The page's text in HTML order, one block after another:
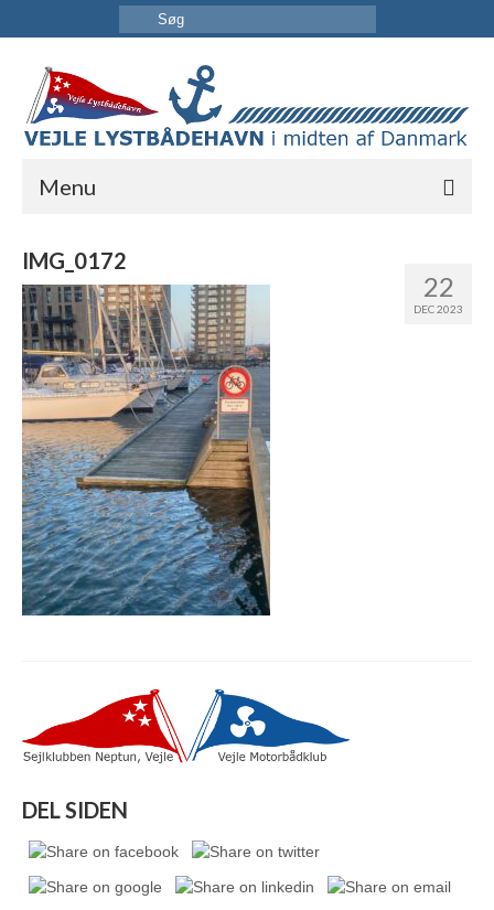
Menu
HAVNEN
INFORMATION
KONTAKT OS
22
DEC 2023
IMG_0172
DEL SIDEN